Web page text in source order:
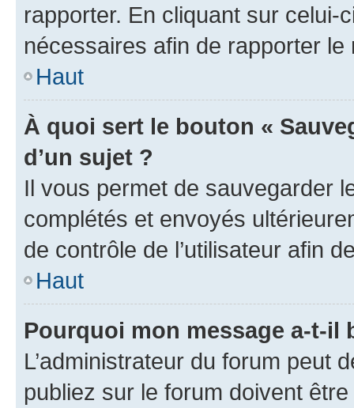
rapporter. En cliquant sur
nécessaires afin de rapporter le
Haut
À quoi sert le bouton «
d’un sujet ?
Il vous permet de sauvegarder
complétés et envoyés
de contrôle de l’utilisateur afin
Haut
Pourquoi mon message a-t-il
L’administrateur du forum peut
publiez sur le forum doivent